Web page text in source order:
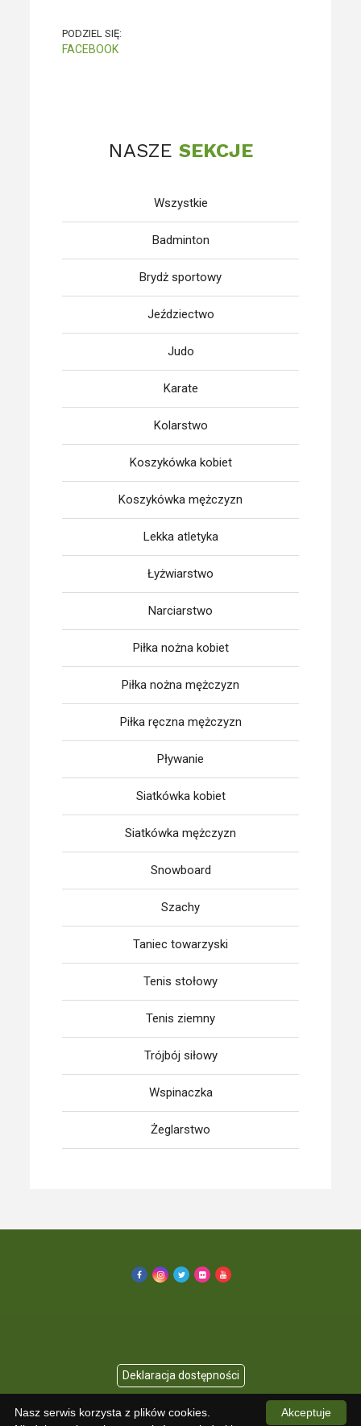
PODZIEL SIĘ:
FACEBOOK
NASZE SEKCJE
Wszystkie
Badminton
Brydż sportowy
Jeździectwo
Judo
Karate
Kolarstwo
Koszykówka kobiet
Koszykówka mężczyzn
Lekka atletyka
Łyżwiarstwo
Narciarstwo
Piłka nożna kobiet
Piłka nożna mężczyzn
Piłka ręczna mężczyzn
Pływanie
Siatkówka kobiet
Siatkówka mężczyzn
Snowboard
Szachy
Taniec towarzyski
Tenis stołowy
Tenis ziemny
Trójbój siłowy
Wspinaczka
Żeglarstwo
Copyright © 2026 KU AZS UMED
Akceptuje
Nasz serwis korzysta z plików cookies.